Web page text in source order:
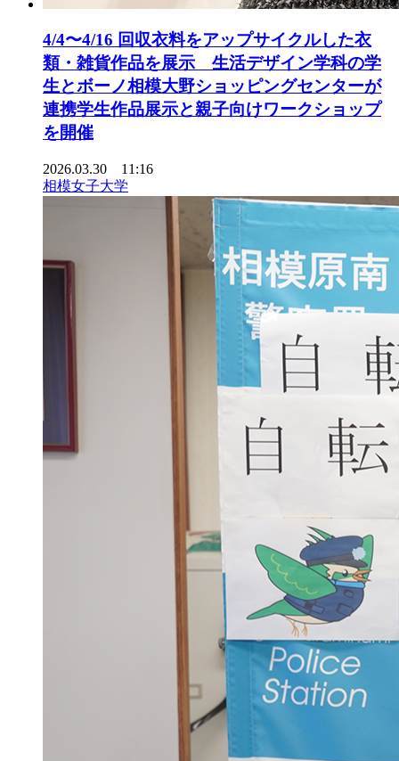
4/4〜4/16 回収衣料をアップサイクルした衣
類・雑貨作品を展示 生活デザイン学科の学
生とボーノ相模大野ショッピングセンターが
連携学生作品展示と親子向けワークショップ
を開催
2026.03.30 11:16
相模女子大学